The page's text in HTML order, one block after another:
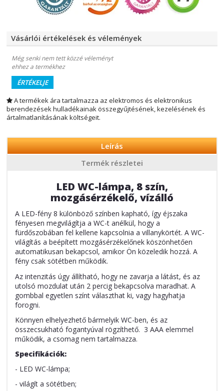
Vásárlói értékelések és vélemények
Még senki nem tett közzé véleményt
ehhez a termékhez
ÉRTÉKELJE
A termékek ára tartalmazza az elektromos és elektronikus
berendezések hulladékainak összegyűjtésének, kezelésének és
ártalmatlanításának költségeit.
Leírás
Termék részletei
LED WC-lámpa, 8 szín,
mozgásérzékelő, vízálló
A LED-fény 8 különböző színben kapható, így éjszaka
fényesen megvilágítja a WC-t anélkül, hogy a
fürdőszobában fel kellene kapcsolnia a villanykörtét. A WC-
világítás a beépített mozgásérzékelőnek köszönhetően
automatikusan bekapcsol, amikor Ön közeledik hozzá. A
fény csak sötétben működik.
Az intenzitás úgy állítható, hogy ne zavarja a látást, és az
utolsó mozdulat után 2 percig bekapcsolva maradhat. A
gombbal egyetlen színt választhat ki, vagy hagyhatja
forogni.
Könnyen elhelyezhető bármelyik WC-ben, és az
összecsukható fogantyúval rögzíthető. 3 AAA elemmel
működik, a csomag nem tartalmazza.
Specifikációk:
- LED WC-lámpa;
- világít a sötétben;